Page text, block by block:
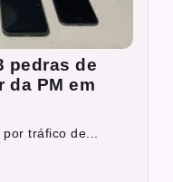
pedras de
da PM em
tráfico de...